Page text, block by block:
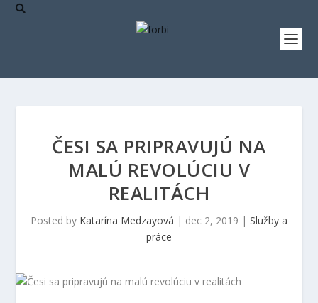
ČESI SA PRIPRAVUJÚ NA
MALÚ REVOLÚCIU V
REALITÁCH
Posted by Katarína Medzayová | dec 2, 2019 | Služby a
práce